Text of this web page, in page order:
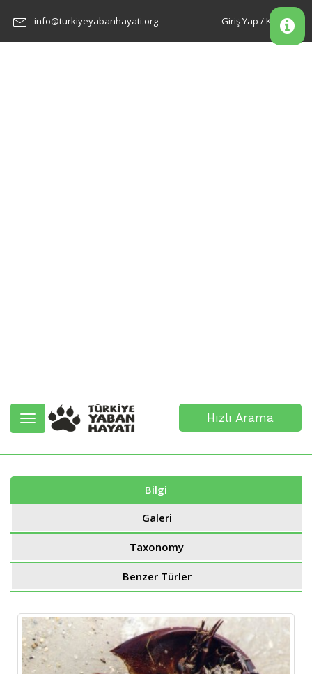
info@turkiyeyabanhayati.org Giriş Yap / Kayıt Ol
Toggle
navigation
Hızlı Arama
Bilgi
Galeri
Taxonomy
Benzer Türler